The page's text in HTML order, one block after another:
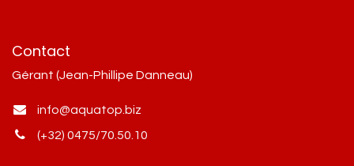
Contact
Gérant (Jean-Phillipe Danneau)
info@aquatop.biz
(+32) 0475/70.50.10